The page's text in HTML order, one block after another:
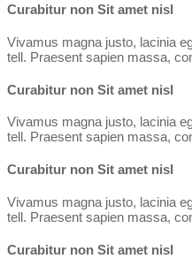
Curabitur non Sit amet nisl
Vivamus magna justo, lacinia
tell. Praesent sapien massa,
Curabitur non Sit amet nisl
Vivamus magna justo, lacinia
tell. Praesent sapien massa,
Curabitur non Sit amet nisl
Vivamus magna justo, lacinia
tell. Praesent sapien massa,
Curabitur non Sit amet nisl